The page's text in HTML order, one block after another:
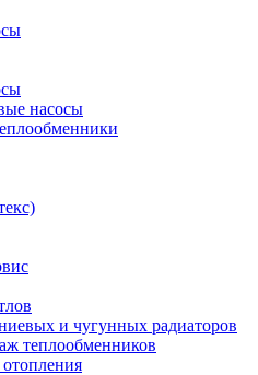
насосы
и чугунных радиаторов
теплообменников